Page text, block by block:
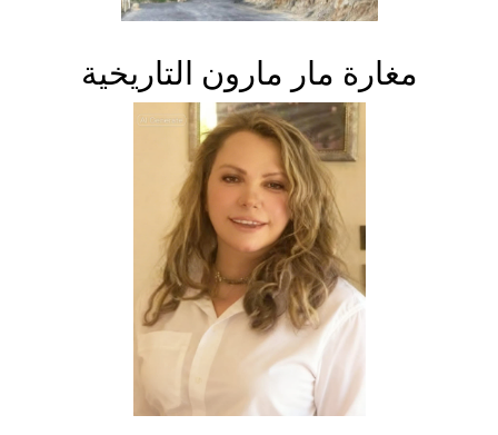
مغارة مار مارون التاريخية